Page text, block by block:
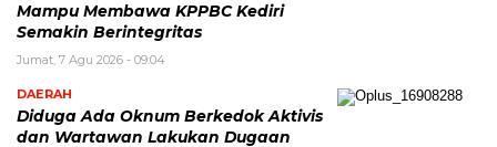
Mampu Membawa KPPBC Kediri
Semakin Berintegritas
Jumat, 7 Agu 2026 - 09:04
DAERAH
Diduga Ada Oknum Berkedok Aktivis
dan Wartawan Lakukan Dugaan